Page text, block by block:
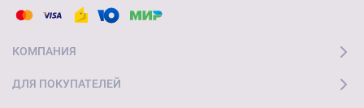
КОМПАНИЯ
ДЛЯ ПОКУПАТЕЛЕЙ